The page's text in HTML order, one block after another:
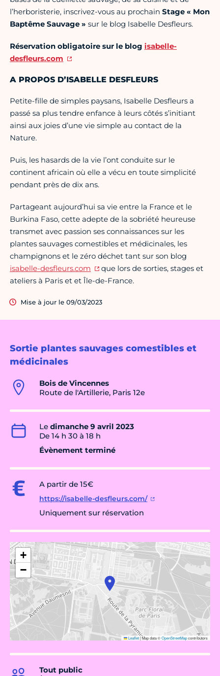
Sortie plantes sauvages comestibles et
médicinales
Bois de Vincennes
Route de l'Artillerie, Paris 12e
Le dimanche 9 avril 2023
De 14 h 30 à 18 h
Évènement terminé
A partir de 15€
https://isabelle-desfleurs.com/
Uniquement sur réservation
+
−
Leaflet|Map data ©OpenStreetMapcontributors
Tout public
l’herboristerie, inscrivez-vous au prochain Stage « Mon
Baptême Sauvage » sur le blog Isabelle Desfleurs.
Réservation obligatoire sur le blog isabelle-
desfleurs.com
A PROPOS D’ISABELLE DESFLEURS
Petite-fille de simples paysans, Isabelle Desfleurs a
passé sa plus tendre enfance à leurs côtés s’initiant
ainsi aux joies d’une vie simple au contact de la
Nature.
Puis, les hasards de la vie l’ont conduite sur le
continent africain où elle a vécu en toute simplicité
pendant près de dix ans.
Partageant aujourd’hui sa vie entre la France et le
Burkina Faso, cette adepte de la sobriété heureuse
transmet avec passion ses connaissances sur les
plantes sauvages comestibles et médicinales, les
champignons et le zéro déchet tant sur son blog
isabelle-desfleurs.com
que lors de sorties, stages et
ateliers à Paris et et Île-de-France.
Mise à jour le 09/03/2023